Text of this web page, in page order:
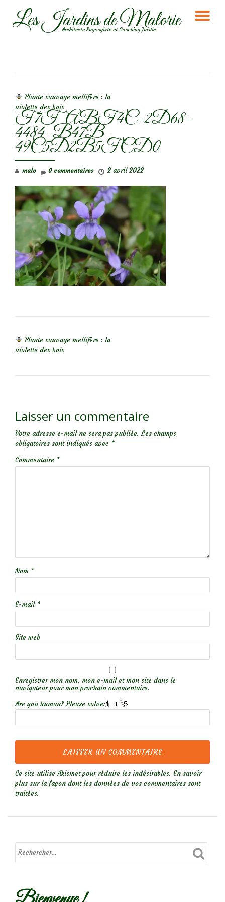
AllerLes Jardins de Malorie
Architecte Paysagiste et Coaching Jardin
Plante sauvage mellifère : la
violette des bois
F7FABF4C-2D68-
4484-B47B-
49C5D2B5FCD0
malo 2 avril 2022
0 commentaires
Plante sauvage mellifère : la
violette des bois
Laisser un commentaire
Votre adresse e-mail ne sera pas publiée. Les champs
obligatoires sont indiqués avec *
Commentaire *
Nom *
E-mail *
Site web
Enregistrer mon nom, mon e-mail et mon site dans le
navigateur pour mon prochain commentaire.
Are you human? Please solve:
Ce site utilise Akismet pour réduire les indésirables. En savoir
plus sur la façon dont les données de vos commentaires sont
traitées.